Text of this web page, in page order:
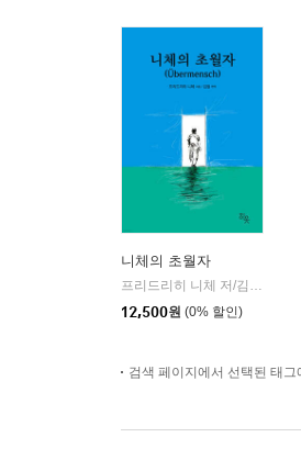
니체의 초월자
프리드리히 니체 저/김철 편역
12,500원 (0% 할인)
검색 페이지에서 선택된 태